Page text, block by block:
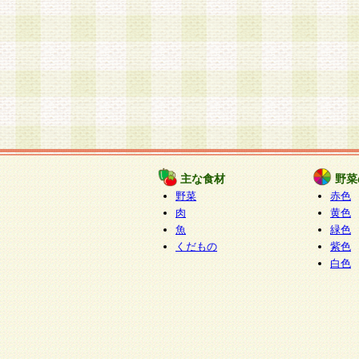
主な食材
野菜
肉
魚
くだもの
野
赤色
黄色
緑色
紫色
白色